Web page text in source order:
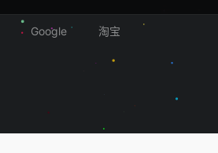
Google 淘宝